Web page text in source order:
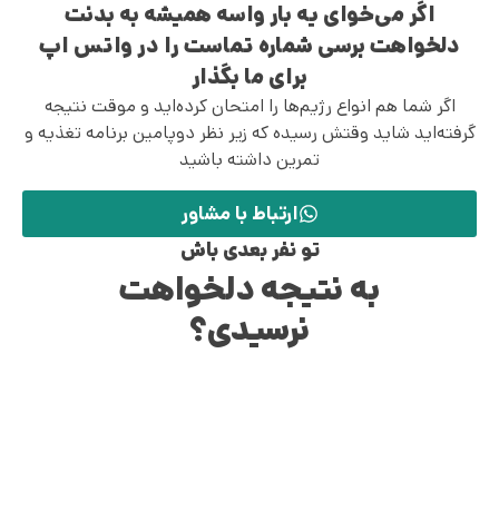
اگر می‌خوای یه بار واسه همیشه به بدنت
دلخواهت برسی شماره تماست را در واتس اپ
برای ما بگذار
اگر شما هم انواع رژیم‌ها را امتحان کرده‌اید و موقت نتیجه
گرفته‌اید شاید وقتش رسیده که زیر نظر دوپامین برنامه تغذیه و
تمرین داشته باشید
ارتباط با مشاور
تو نفر بعدی باش
به نتیجه دلخواهت
نرسیدی؟